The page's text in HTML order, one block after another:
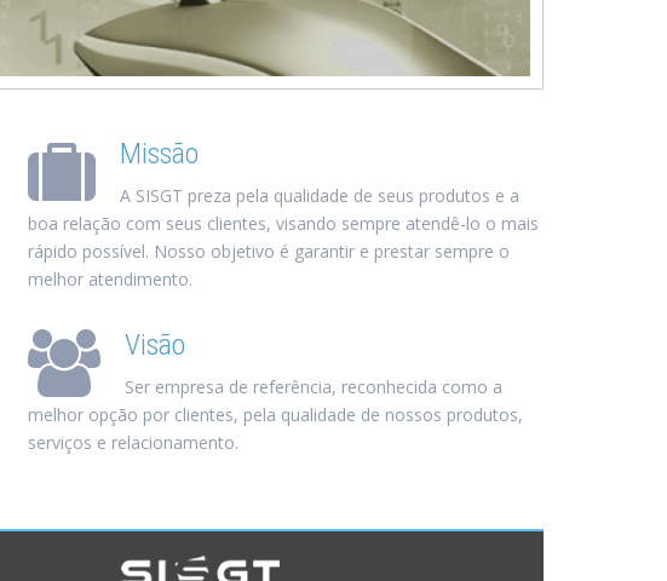
Missão
A SISGT preza pela qualidade de seus produtos e a
boa relação com seus clientes, visando sempre atendê-lo o mais
rápido possível. Nosso objetivo é garantir e prestar sempre o
melhor atendimento.
Visão
Ser empresa de referência, reconhecida como a
melhor opção por clientes, pela qualidade de nossos produtos,
serviços e relacionamento.